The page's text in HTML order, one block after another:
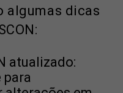
algumas dicas
atualizado: